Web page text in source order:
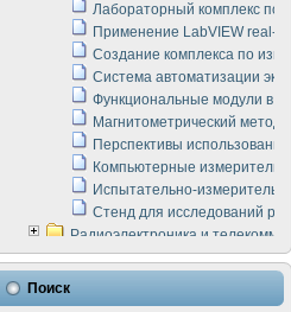
Лабораторный комплекс по
Применение LabVIEW real-
Создание комплекса по
Система автоматизации
Функциональные модули в
Магнитометрический метод
Перспективы
Компьютерные
Испытательно-
Стенд для исследований
Радиоэлектроника и
LabVIEW в расчетах
Аппаратно-программный
Виртуальный
Поиск